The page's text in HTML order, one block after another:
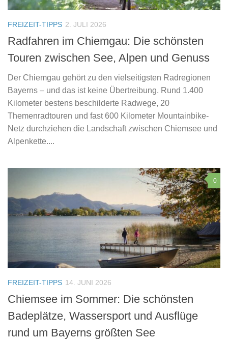
FREIZEIT-TIPPS 2. JULI 2026
Radfahren im Chiemgau: Die schönsten
Touren zwischen See, Alpen und Genuss
Der Chiemgau gehört zu den vielseitigsten Radregionen
Bayerns – und das ist keine Übertreibung. Rund 1.400
Kilometer bestens beschilderte Radwege, 20
Themenradtouren und fast 600 Kilometer Mountainbike-
Netz durchziehen die Landschaft zwischen Chiemsee und
Alpenkette....
0
FREIZEIT-TIPPS 14. JUNI 2026
Chiemsee im Sommer: Die schönsten
Badeplätze, Wassersport und Ausflüge
rund um Bayerns größten See